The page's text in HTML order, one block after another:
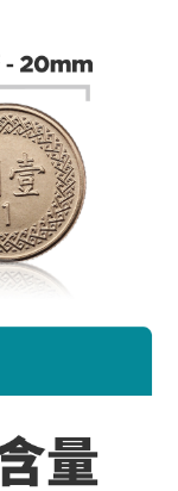
採取法律行動。